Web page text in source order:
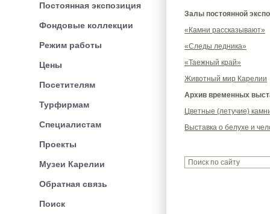
Постоянная экспозиция
Фондовые коллекции
Режим работы
Цены
Посетителям
Турфирмам
Специалистам
Проекты
Музеи Карелии
Обратная связь
Поиск
Залы постоянной
«Камни рассказывают»
«Следы ледника»
«Таежный край»
Животный мир Карелии
Архив временных
Цветные (летучие)
Выставка о белухе и